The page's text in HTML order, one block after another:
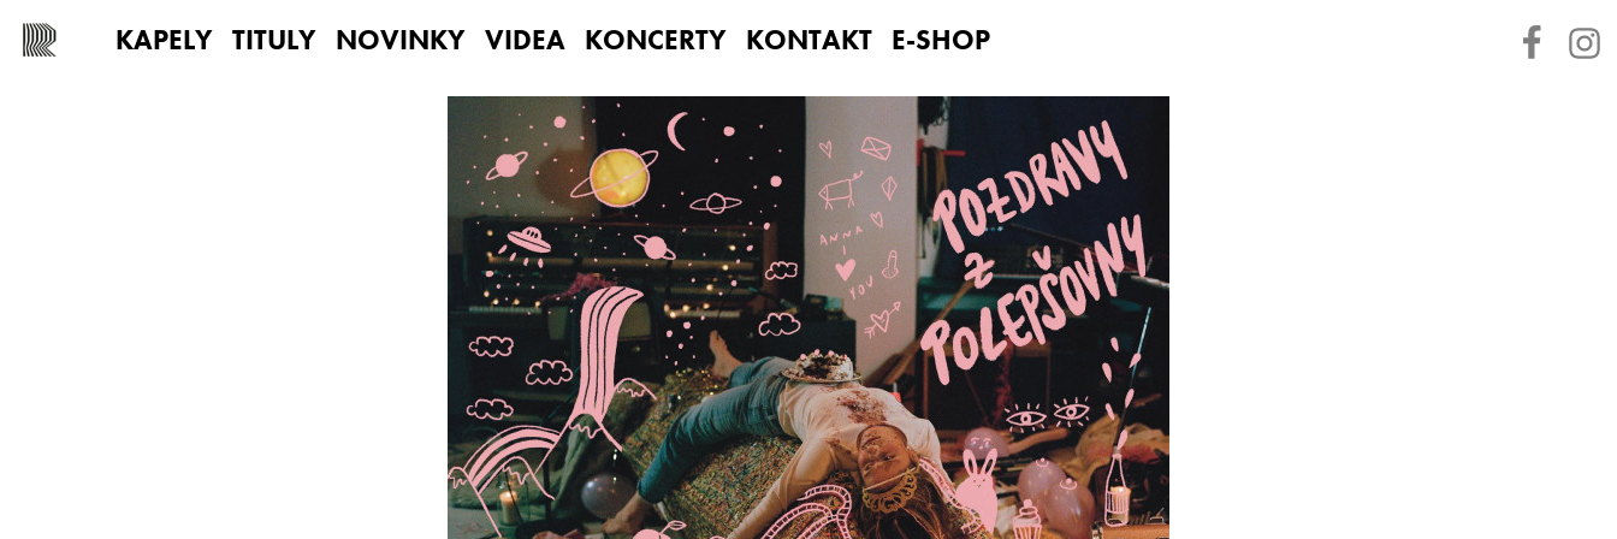
KAPELY TITULY NOVINKY VIDEA KONCERTY KONTAKT E-SHOP